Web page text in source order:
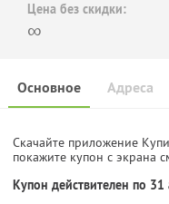
Цена без скидки:
∞
Основное Адреса
Скачайте приложение
покажите купон с экрана
Купон действителен по 31